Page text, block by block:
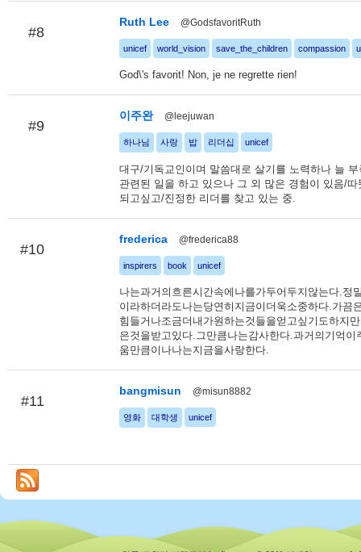
#8
Ruth Lee @GodsfavoritRuth
unicef world_vision save_the_children compassion
God\'s favorit! Non, je ne regrette rien!
#9
이주완 @leejuwan
하나님 사랑 밥 리더십 unicef
대구/기독교인이며 말씀대로 살기를 노력하나 늘
관련된 일을 하고 있으나 그 외 많은 경험이 있음/따
되고싶고/진정한 리더를 찾고 있는 중.
#10
frederica @frederica88
inspirers book unicef
나는과거의흐른시간속에나를가두어두지않는다.정
이라하더라도나는당연히지금이더욱소중하다.가끔
힘들거나조금더내가원하는것들을얻고싶기도하지
은것을받고있다.그만큼나는감사한다.과거의기억이
움만큼이나나는지금을사랑한다.
#11
bangmisun @misun8882
영화 대학생 unicef